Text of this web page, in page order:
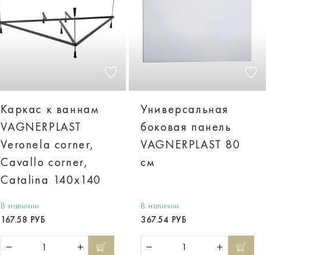
Каркас к ваннам
VAGNERPLAST
Veronela corner,
Cavallo corner,
Catalina 140x140
В наличии
167.58 РУБ
Универсальная
боковая панель
VAGNERPLAST 80
см
В наличии
367.54 РУБ